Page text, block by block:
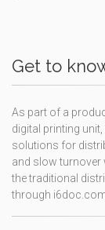
Get to
As part of a
digital printing
solutions for
and slow turnover
the traditional
through